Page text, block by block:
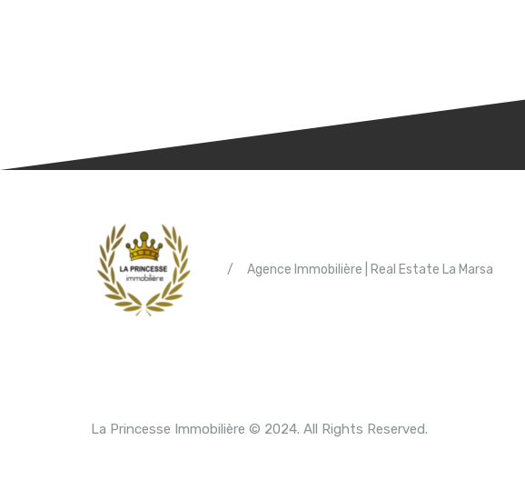
/ Agence Immobilière | Real Estate La Marsa
La Princesse Immobilière © 2024. All Rights Reserved.